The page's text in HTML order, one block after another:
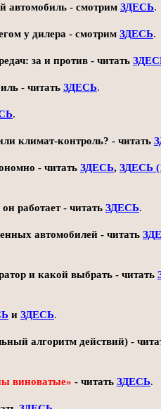
автомобиль - смотрим ЗДЕСЬ.
у дилера - смотрим ЗДЕСЬ.
за и против - читать
- читать ЗДЕСЬ.
.
климат-контроль? - читать
- читать ЗДЕСЬ, ЗДЕСЬ
работает - читать ЗДЕСЬ.
автомобилей - читать
и какой выбрать - читать
и ЗДЕСЬ.
алгоритм действий) -
виноватые» - читать ЗДЕСЬ.